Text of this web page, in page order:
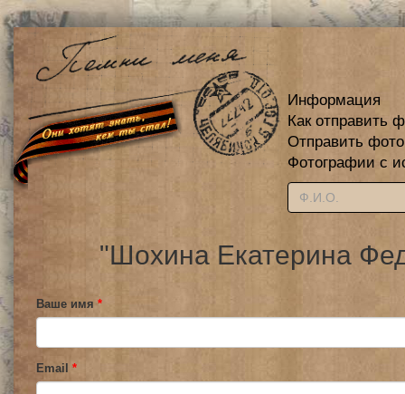
Информация
Как отправить
Отправить
Фотографии с
"Шохина Екатерина
Ваше имя *
Email *